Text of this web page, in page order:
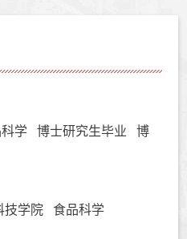
学 博士研究生毕业 博
技学院 食品科学